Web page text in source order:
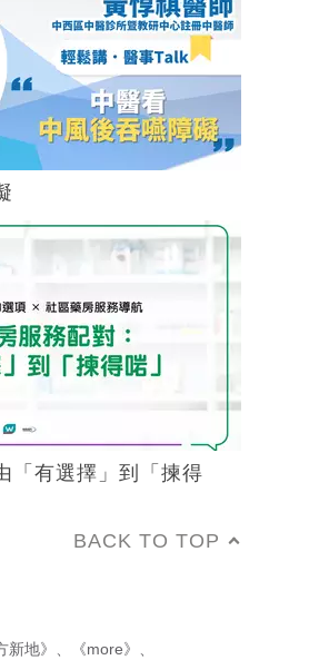
「有選擇」到「揀得
BACK TO TOP
新地》 、 《more》 、